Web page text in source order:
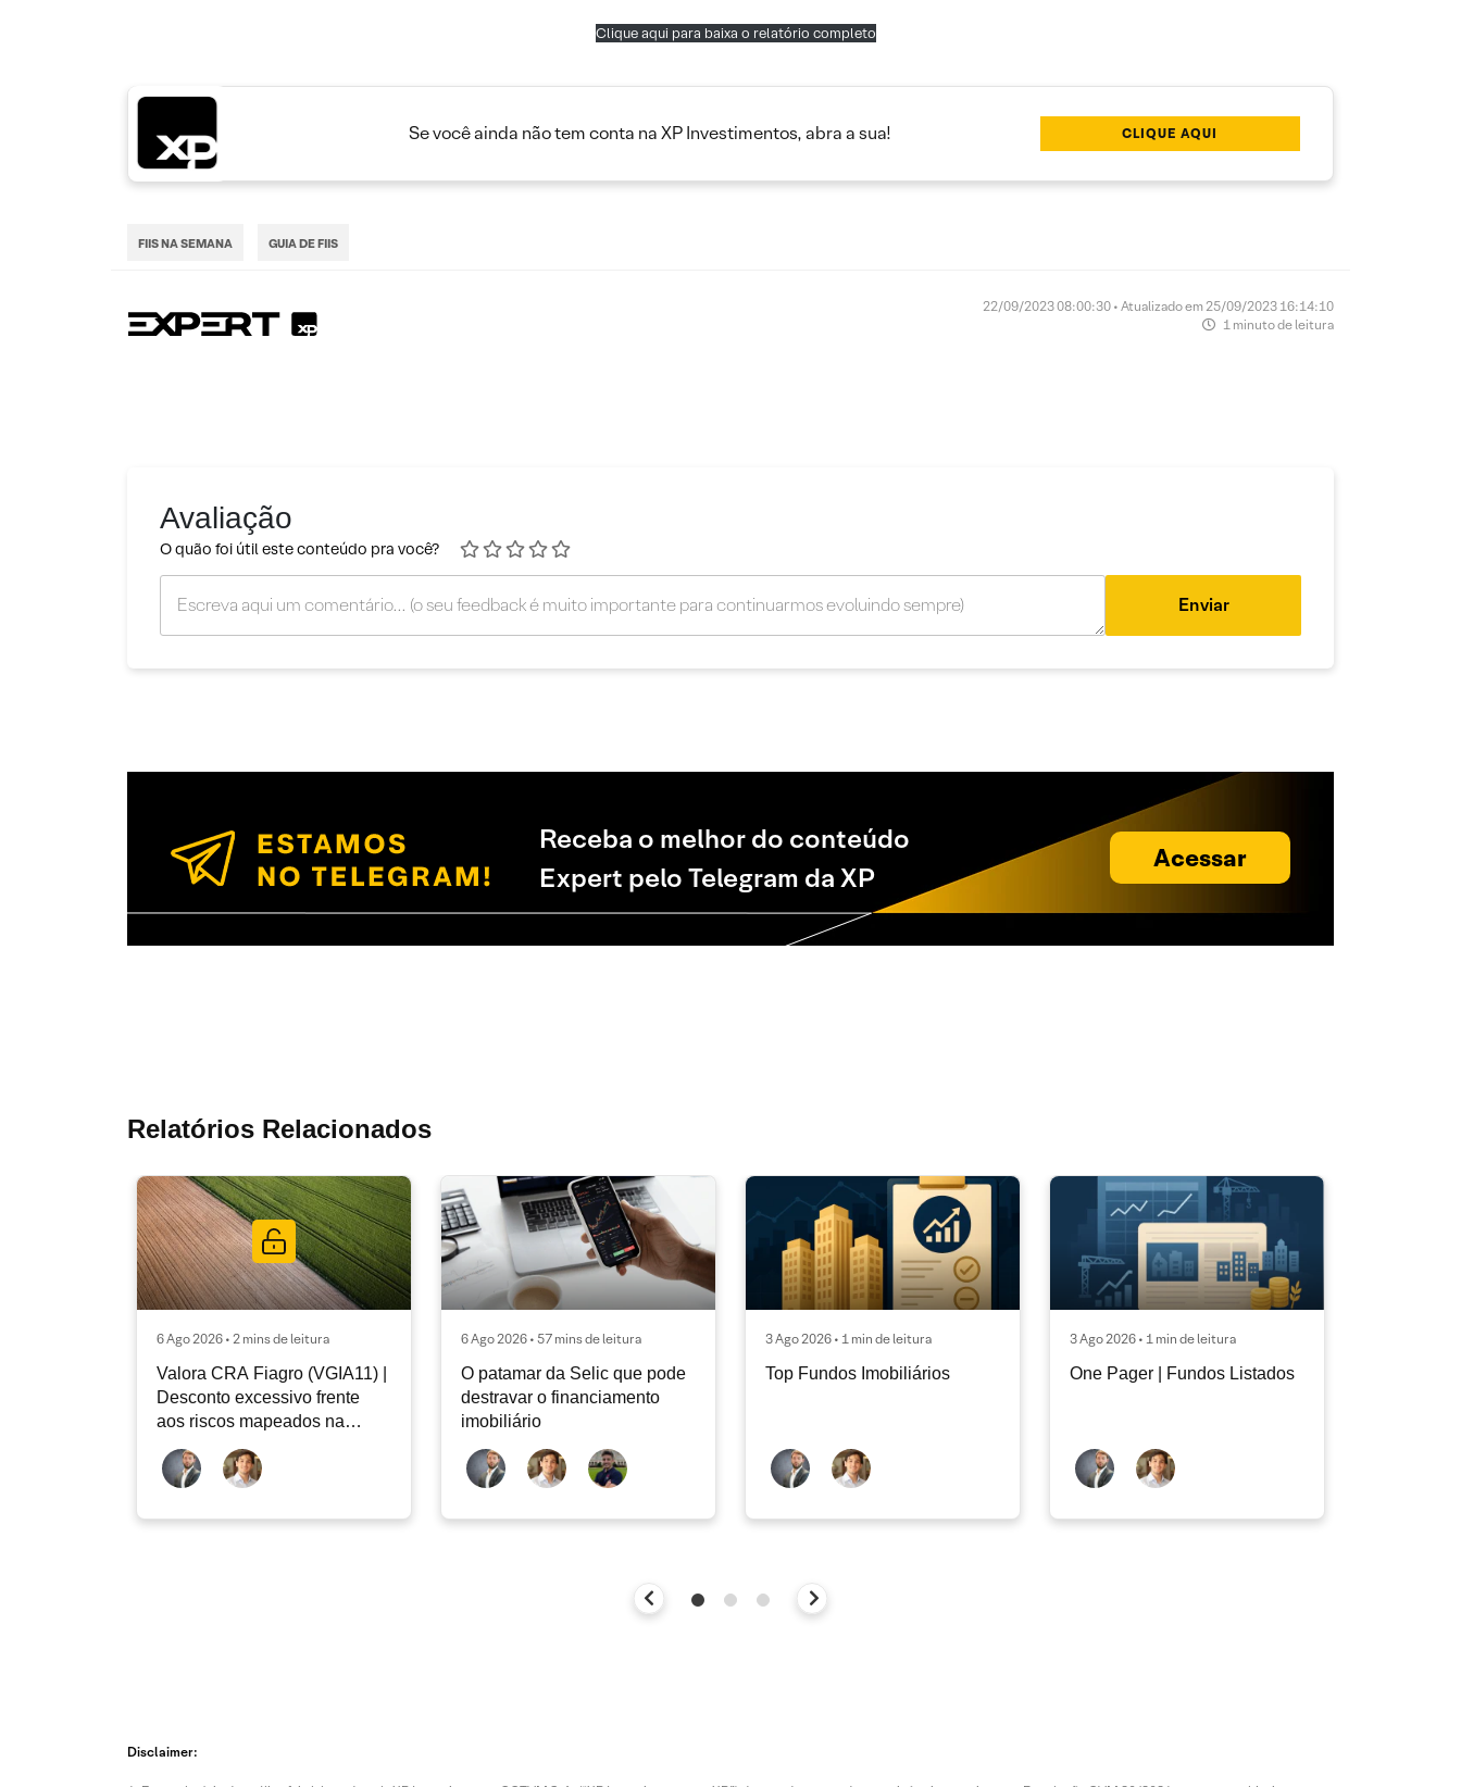
Clique aqui para baixa o relatório completo
Se você ainda não tem conta na XP Investimentos, abra a sua! CLIQUE AQUI
FIIS NA SEMANA GUIA DE FIIS
22/09/2023 08:00:30 • Atualizado em 25/09/2023 16:14:10
1 minuto de leitura
Avaliação
O quão foi útil este conteúdo pra você?
Enviar
Receba o melhor do conteúdo
Expert pelo Telegram da XP
Acessar
Relatórios Relacionados
6 Ago 2026 • 2 mins de leitura
Valora CRA Fiagro (VGIA11) |
Desconto excessivo frente
aos riscos mapeados na
carteira
6 Ago 2026 • 57 mins de leitura
O patamar da Selic que pode
destravar o financiamento
imobiliário
3 Ago 2026 • 1 min de leitura
Top Fundos Imobiliários
3 Ago 2026 • 1 min de leitura
One Pager | Fundos Listados
Disclaimer: